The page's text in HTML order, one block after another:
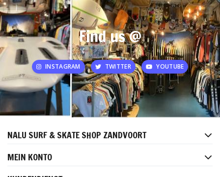
Find us @
INSTAGRAM TWITTER YOUTUBE
NALU SURF & SKATE SHOP ZANDVOORT
MEIN KONTO